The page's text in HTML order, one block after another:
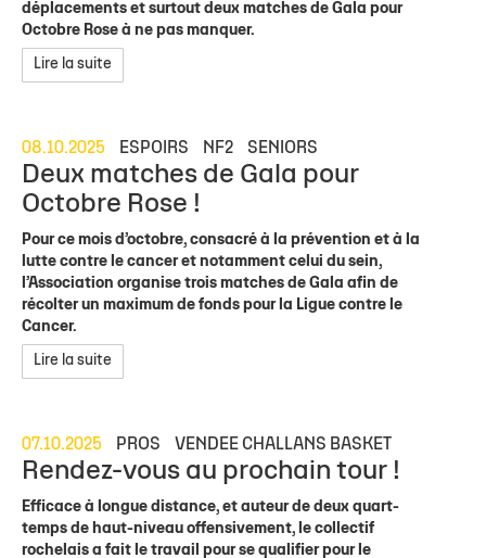
déplacements et surtout deux matches de Gala pour
Octobre Rose à ne pas manquer.
Lire la suite
08.10.2025 ESPOIRS NF2 SENIORS
Deux matches de Gala pour
Octobre Rose !
Pour ce mois d’octobre, consacré à la prévention et à la
lutte contre le cancer et notamment celui du sein,
l’Association organise trois matches de Gala afin de
récolter un maximum de fonds pour la Ligue contre le
Cancer.
Lire la suite
07.10.2025 PROS VENDEE CHALLANS BASKET
Rendez-vous au prochain tour !
Efficace à longue distance, et auteur de deux quart-
temps de haut-niveau offensivement, le collectif
rochelais a fait le travail pour se qualifier pour le